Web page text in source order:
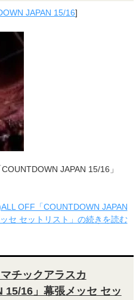
JAPAN 15/16]
JAPAN 15/16」
OFF「COUNTDOWN JAPAN
セ セットリスト」の続きを読む
チックアラスカ
15/16」幕張メッセ セッ